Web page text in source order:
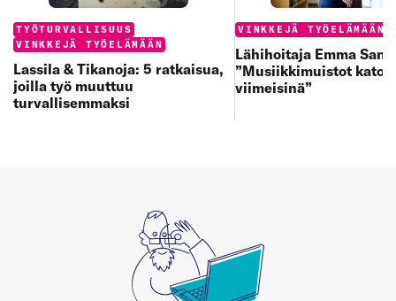
Categories:
TYÖTURVALLISUUS
VINKKEJÄ TYÖELÄMÄÄN
Lassila & Tikanoja: 5 ratkaisua,
joilla työ muuttuu
turvallisemmaksi
Categories:
VINKKEJÄ TYÖELÄMÄÄN
Lähihoitaja Emma
”Musiikkimuistot
viimeisinä”